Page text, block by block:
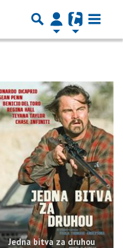
Jedna bitva za druhou